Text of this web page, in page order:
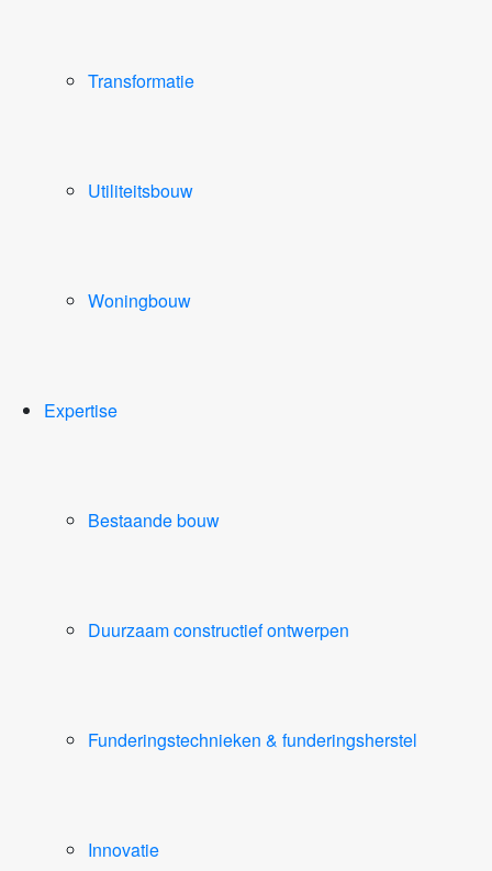
Transformatie
Utiliteitsbouw
Woningbouw
Expertise
Bestaande bouw
Duurzaam constructief ontwerpen
Funderingstechnieken & funderingsherstel
Innovatie